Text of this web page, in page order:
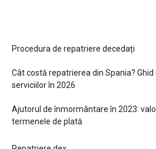
Procedura de repatriere decedați
Cât costă repatrierea din Spania?
serviciilor în 2026
Ajutorul de înmormântare în 2023:
termenele de plată